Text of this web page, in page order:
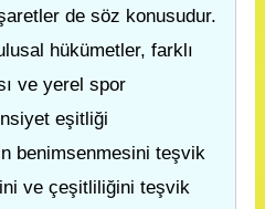
de söz konusudur.
hükümetler, farklı
ve yerel spor
eşitliği
benimsenmesini teşvik
ve çeşitliliğini teşvik